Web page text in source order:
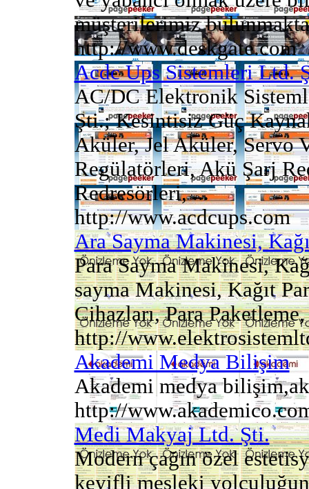
müşterilerimiz
http://www.deskgate.com
Acdc Ups Sistemleri Ltd.
AC/DC Elektronik
Şti.; Kesintisiz Güç
Aküler, Jel Aküler, Servo
Regülatörleri, Akü Şarj
Redresörleri, ...
http://www.acdcups.com
Ara Sayma Makinesi,
Para Sayma Makinesi,
sayma Makinesi, Kağıt
Cihazları, Para
http://
Akademi Medya Bilişim
Akademi medya
http://
Medi Makyaj Ltd. Şti.
Modern çağın özel
keyifli mesleki